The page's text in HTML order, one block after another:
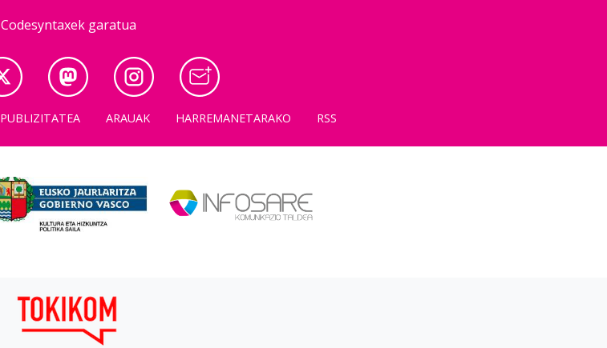
Codesyntaxek garatua
PUBLIZITATEA ARAUAK HARREMANETARAKO RSS